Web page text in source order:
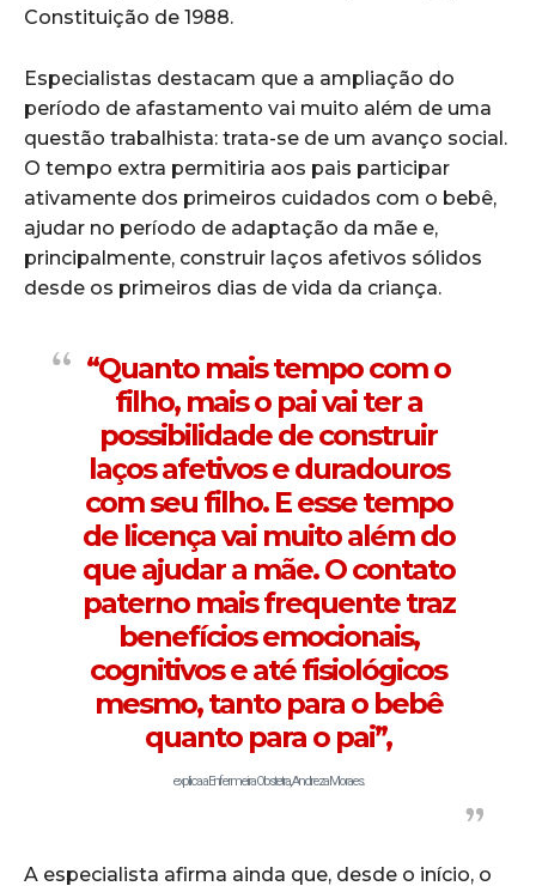
Constituição de 1988.
Especialistas destacam que a ampliação do
período de afastamento vai muito além de uma
questão trabalhista: trata-se de um avanço social.
O tempo extra permitiria aos pais participar
ativamente dos primeiros cuidados com o bebê,
ajudar no período de adaptação da mãe e,
principalmente, construir laços afetivos sólidos
desde os primeiros dias de vida da criança.
“Quanto mais tempo com o
filho, mais o pai vai ter a
possibilidade de construir
laços afetivos e duradouros
com seu filho. E esse tempo
de licença vai muito além do
que ajudar a mãe. O contato
paterno mais frequente traz
benefícios emocionais,
cognitivos e até fisiológicos
mesmo, tanto para o bebê
quanto para o pai”,
explica a Enfermeira Obstetra, Andreza Moraes.
A especialista afirma ainda que, desde o início, o